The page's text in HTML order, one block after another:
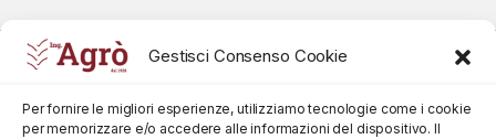
Gestisci Consenso Cookie
Per fornire le migliori esperienze, utilizziamo tecnologie come i cookie
per memorizzare e/o accedere alle informazioni del dispositivo. Il